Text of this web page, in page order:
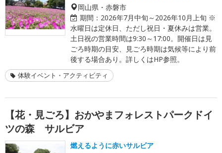
岡山県・赤磐市
期間： 2026年7月中旬～2026年10月上旬 ※
水曜日は定休日、ただし祝日・夏休みは営業。
土日祝の営業時間は9:30～17:00。開催日は見
ごろ時期の目安、見ごろ時期は気候等により前
後する場合あり。詳しくはHP参照。
体験イベント・アクティビティ
【花・見ごろ】おかやまフォレストパークドイ
ツの森 サルビア
燃えるように赤いサルビア